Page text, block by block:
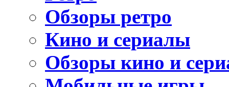
Обзоры ретро
Кино и сериалы
Обзоры кино и